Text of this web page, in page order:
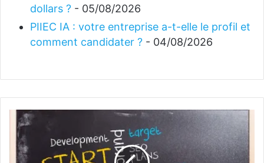
dollars ? - 05/08/2026
PIIEC IA : votre entreprise a-t-elle le profil et
comment candidater ? - 04/08/2026